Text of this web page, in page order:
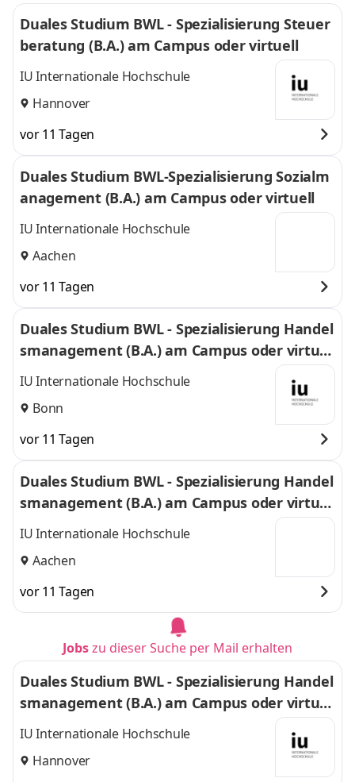
Duales Studium BWL - Spezialisierung Steuer
beratung (B.A.) am Campus oder virtuell
IU Internationale Hochschule
Hannover
vor 11 Tagen
Duales Studium BWL-Spezialisierung Sozialm
anagement (B.A.) am Campus oder virtuell
IU Internationale Hochschule
Aachen
vor 11 Tagen
Duales Studium BWL - Spezialisierung Handel
smanagement (B.A.) am Campus oder virtuel
l
IU Internationale Hochschule
Bonn
vor 11 Tagen
Duales Studium BWL - Spezialisierung Handel
smanagement (B.A.) am Campus oder virtuel
l
IU Internationale Hochschule
Aachen
vor 11 Tagen
Jobszu dieser Suche per Mail erhalten
Duales Studium BWL - Spezialisierung Handel
smanagement (B.A.) am Campus oder virtuel
l
IU Internationale Hochschule
Hannover